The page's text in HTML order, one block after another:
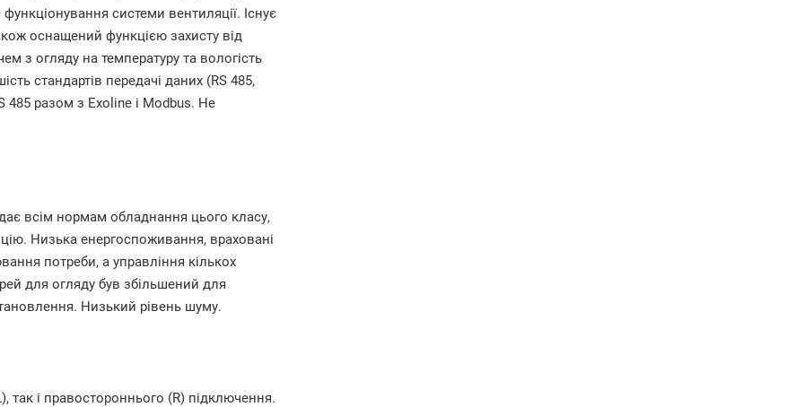
функціонування системи вентиляції. Існує
оснащений функцією захисту від
з огляду на температуру та вологість
стандартів передачі даних (RS 485,
485 разом з Exoline і Modbus. Не
всім нормам обладнання цього класу,
Низька енергоспоживання, враховані
потреби, а управління кількох
для огляду був збільшений для
Низький рівень шуму.
так і правостороннього (R) підключення.